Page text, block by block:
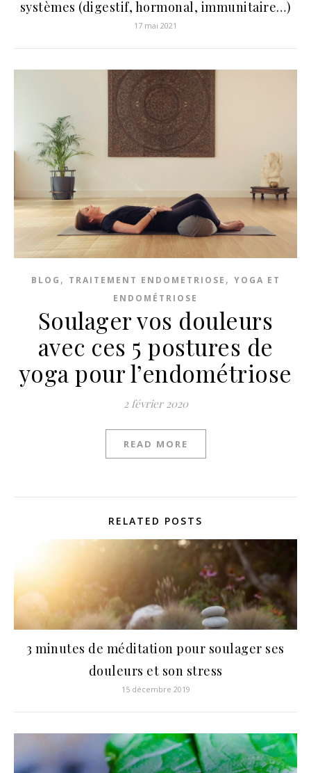
systèmes (digestif, hormonal, immunitaire…)
17 mai 2021
BLOG , TRAITEMENT ENDOMETRIOSE , YOGA ET
ENDOMÉTRIOSE
Soulager vos douleurs
avec ces 5 postures de
yoga pour l’endométriose
2 février 2020
READ MORE
RELATED POSTS
3 minutes de méditation pour soulager ses
douleurs et son stress
15 décembre 2019